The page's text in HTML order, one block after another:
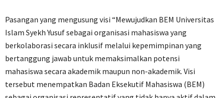
Pasangan yang mengusung visi “Mewujudkan BEM Universitas
Islam Syekh Yusuf sebagai organisasi mahasiswa yang
berkolaborasi secara inklusif melalui kepemimpinan yang
bertanggung jawab untuk memaksimalkan potensi
mahasiswa secara akademik maupun non-akademik. Visi
tersebut menempatkan Badan Eksekutif Mahasiswa (BEM)